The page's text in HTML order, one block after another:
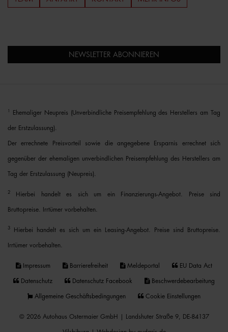
NEWSLETTER ABONNIEREN
Ehemaliger Neupreis (Unverbindliche Preisempfehlung des Herstellers am Tag
der Erstzulassung).
Der errechnete Preisvorteil sowie die angegebene Ersparnis errechnet sich
gegenüber der ehemaligen unverbindlichen Preisempfehlung des Herstellers am
Tag der Erstzulassung (Neupreis).
2 Hierbei handelt es sich um ein Finanzierungs-Angebot. Preise sind
Bruttopreise. Irrtümer vorbehalten.
3 Hierbei handelt es sich um ein Leasing-Angebot. Preise sind Bruttopreise.
Irrtümer vorbehalten.
Impressum Barrierefreiheit Meldeportal EU Data Act
Datenschutz Datenschutz Facebook Beschwerdebearbeitung
Allgemeine Geschäftsbedingungen Cookie Einstellungen
© 2026 Autohaus Ostermaier GmbH | Landshuter Straße 9, DE-84137